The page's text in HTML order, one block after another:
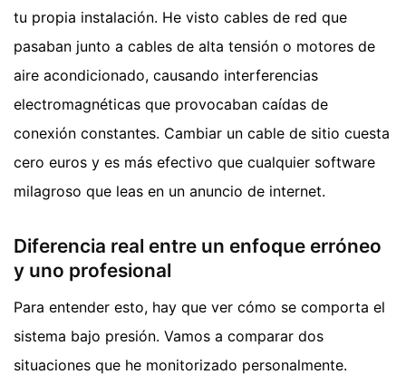
tu propia instalación. He visto cables de red que
pasaban junto a cables de alta tensión o motores de
aire acondicionado, causando interferencias
electromagnéticas que provocaban caídas de
conexión constantes. Cambiar un cable de sitio cuesta
cero euros y es más efectivo que cualquier software
milagroso que leas en un anuncio de internet.
Diferencia real entre un enfoque erróneo
y uno profesional
Para entender esto, hay que ver cómo se comporta el
sistema bajo presión. Vamos a comparar dos
situaciones que he monitorizado personalmente.